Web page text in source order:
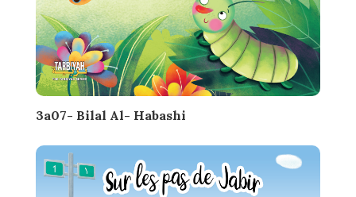
3a07- Bilal Al- Habashi